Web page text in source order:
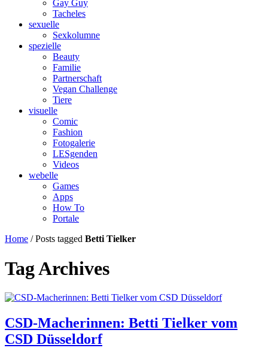
Gay Guy
Tacheles
sexuelle
Sexkolumne
spezielle
Beauty
Familie
Partnerschaft
Vegan Challenge
Tiere
visuelle
Comic
Fashion
Fotogalerie
LESgenden
Videos
webelle
Games
Apps
How To
Portale
Home /Posts tagged Betti Tielker
Tag Archives
CSD-Macherinnen: Betti Tielker vom
CSD Düsseldorf